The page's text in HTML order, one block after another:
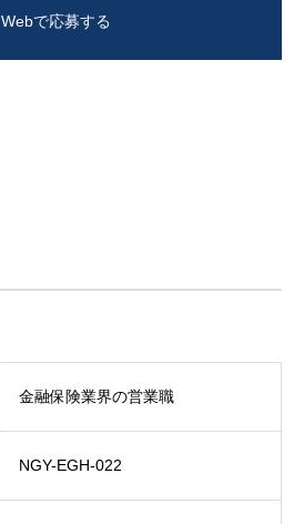
Webで応募する
金融保険業界の営業職
NGY-EGH-022